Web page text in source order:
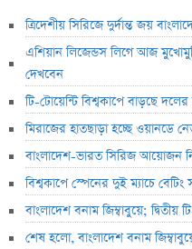
ত্রিদেশীয় সিরিজে দুর্দান্ত জয়
এশিয়ান লিজেন্ডস লিগে আজ
দেখবেন
টি-টোয়েন্টি বিশ্বকাপে বাড়ছে
মিরাজের হাতছাড়া হচ্ছে ওয়ানডে
বাংলাদেশ-ভারত সিরিজ আয়োজন
বিশ্বকাপে স্পেনের দুই ম্যাচে বেটিং
বাংলাদেশ বনাম জিম্বাবুয়ে;
শেষ হলো, বাংলাদেশ বনাম